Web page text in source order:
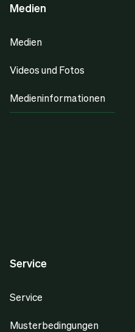
Medien
Medien
Videos und Fotos
Medieninformationen
Service
Service
Musterbedingungen